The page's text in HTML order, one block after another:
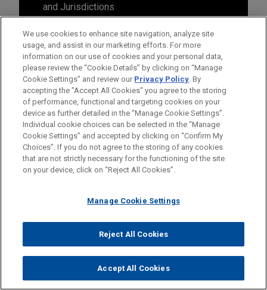
and Jurisdictions
Addressing Client Needs
Avant d’envoyer cet e-mail, veuillez prendre note de ce qui suit :
Les informations contenues sur le site www.jonesday.com sont
destinées à un usage général et ne constituent pas des
pas pour effet de créer une relation avocat-client. Aucun envoi
de votre part à un membre du Cabinet ne sera traité comme
NOUS CONTACTER
MENTIONS LÉGALES
DONNÉES PERSONNELLES
DROITS D’AUTEUR
We use cookies to enhance site navigation, analyze site
usage, and assist in our marketing efforts. For more
information on our use of cookies and your personal data,
please review the “Cookie Details” by clicking on “Manage
Cookie Settings” and review our Privacy Policy. By
accepting the "Accept All Cookies" you agree to the storing
of performance, functional and targeting cookies on your
device as further detailed in the “Manage Cookie Settings”.
Individual cookie choices can be selected in the “Manage
Cookie Settings” and accepted by clicking on “Confirm My
Choices”. If you do not agree to the storing of any cookies
that are not strictly necessary for the functioning of the site
on your device, click on “Reject All Cookies”.
Manage Cookie Settings
Reject All Cookies
Accept All Cookies